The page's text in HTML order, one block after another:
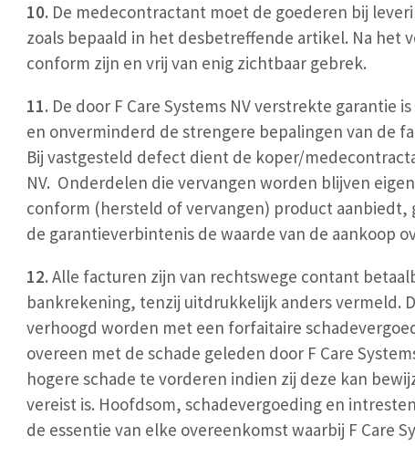
10.De medecontractant moet de goederen bij
zoals bepaald in het desbetreffende artikel. Na
conform zijn en vrij van enig zichtbaar gebrek.
11. De door F Care Systems NV verstrekte
en onverminderd de strengere bepalingen van de
Bij vastgesteld defect dient de koper/
NV. Onderdelen die vervangen worden blijven
conform (hersteld of vervangen) product aanbiedt,
de garantieverbintenis de waarde van de aankoop
12.Alle facturen zijn van rechtswege contant
bankrekening, tenzij uitdrukkelijk anders vermeld.
verhoogd worden met een forfaitaire
overeen met de schade geleden door F Care
hogere schade te vorderen indien zij deze kan
vereist is. Hoofdsom, schadevergoeding en
de essentie van elke overeenkomst waarbij F Care